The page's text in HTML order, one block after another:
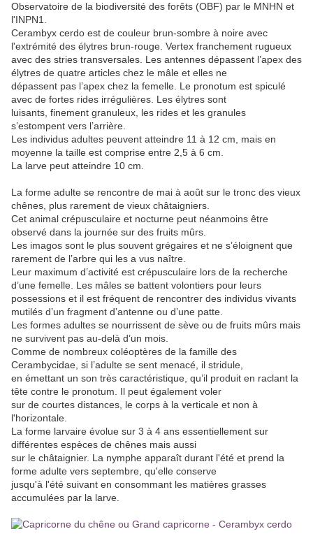
Observatoire de la biodiversité des forêts (OBF) par le MNHN et
l'INPN1.
Cerambyx cerdo est de couleur brun-sombre à noire avec
l'extrémité des élytres brun-rouge. Vertex franchement rugueux
avec des stries transversales. Les antennes dépassent l’apex des
élytres de quatre articles chez le mâle et elles ne
dépassent pas l’apex chez la femelle. Le pronotum est spiculé
avec de fortes rides irrégulières. Les élytres sont
luisants, finement granuleux, les rides et les granules
s’estompent vers l’arrière.
Les individus adultes peuvent atteindre 11 à 12 cm, mais en
moyenne la taille est comprise entre 2,5 à 6 cm.
La larve peut atteindre 10 cm.
La forme adulte se rencontre de mai à août sur le tronc des vieux
chênes, plus rarement de vieux châtaigniers.
Cet animal crépusculaire et nocturne peut néanmoins être
observé dans la journée sur des fruits mûrs.
Les imagos sont le plus souvent grégaires et ne s’éloignent que
rarement de l’arbre qui les a vus naître.
Leur maximum d’activité est crépusculaire lors de la recherche
d’une femelle. Les mâles se battent volontiers pour leurs
possessions et il est fréquent de rencontrer des individus vivants
mutilés d’un fragment d’antenne ou d’une patte.
Les formes adultes se nourrissent de sève ou de fruits mûrs mais
ne survivent pas au-delà d’un mois.
Comme de nombreux coléoptères de la famille des
Cerambycidae, si l’adulte se sent menacé, il stridule,
en émettant un son très caractéristique, qu’il produit en raclant la
tête contre le pronotum. Il peut également voler
sur de courtes distances, le corps à la verticale et non à
l'horizontale.
La forme larvaire évolue sur 3 à 4 ans essentiellement sur
différentes espèces de chênes mais aussi
sur le châtaignier. La nymphe apparaît durant l'été et prend la
forme adulte vers septembre, qu'elle conserve
jusqu'à l'été suivant en consommant les matières grasses
accumulées par la larve.